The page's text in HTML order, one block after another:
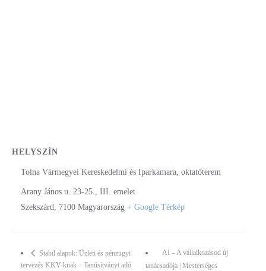
HELYSZÍN
Tolna Vármegyei Kereskedelmi és Iparkamara, oktatóterem
Arany János u. 23-25., III. emelet
Szekszárd, 7100 Magyarország + Google Térkép
Stabil alapok: Üzleti és pénzügyi
tervezés KKV-knak – Tanúsítványt adó
AI – A vállalkozásod új
tanácsadója | Mesterséges